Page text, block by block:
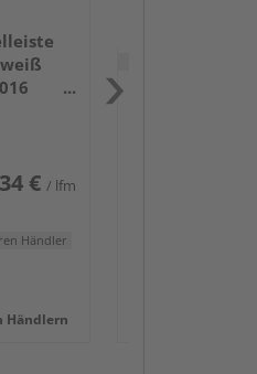
€ / lfm
Händler
Händlern